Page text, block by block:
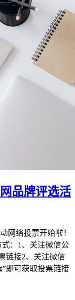
品牌评选活
网络投票开始啦！
：1、关注微信公
链接2、关注微信
”即可获取投票链接